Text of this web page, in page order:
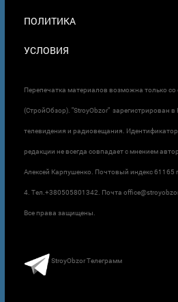
ПОЛИТИКА
УСЛОВИЯ
Перепечатка материалов возможна только со
(СтройОбзор). "StroyObzor" зарегистрирован
телевидения и радиовещания.
редакции не всегда совпадает с мнением
Алексей Карпушенко. Почтовый индекс
4. Тел.+380505801342. Почта
Все права защищены.
StroyObzor Телеграмм